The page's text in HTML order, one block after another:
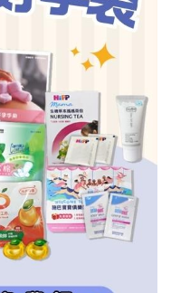
附設幼兒園